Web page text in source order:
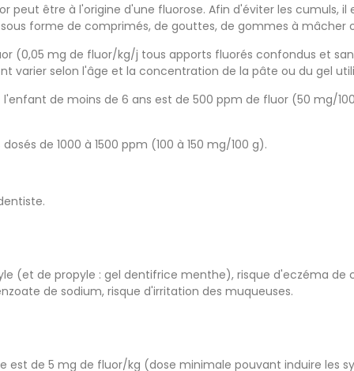
être à l'origine d'une fluorose. Afin d'éviter les cumuls,
forme de comprimés, de gouttes, de gommes à
(0,05 mg de fluor/kg/j tous apports fluorés confondus et
varier selon l'âge et la concentration de la pâte ou du gel
de moins de 6 ans est de 500 ppm de fluor (50 mg/
de 1000 à 1500 ppm (100 à 150 mg/100 g).
(et de propyle : gel dentifrice menthe), risque d'eczéma
de sodium, risque d'irritation des muqueuses.
est de 5 mg de fluor/kg (dose minimale pouvant induire les